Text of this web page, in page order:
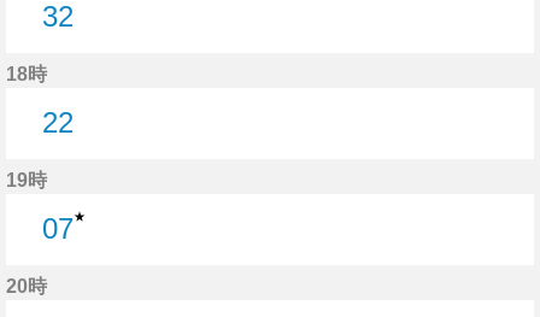
32
18時
22
19時
07★
20時